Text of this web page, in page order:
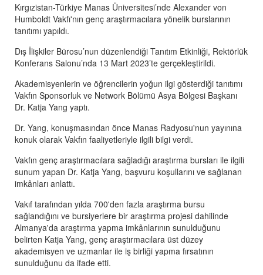
Kırgızistan-Türkiye Manas Üniversitesi’nde Alexander von
Humboldt Vakfı'nın genç araştırmacılara yönelik burslarının
tanıtımı yapıldı.
Dış İlişkiler Bürosu’nun düzenlendiği Tanıtım Etkinliği, Rektörlük
Konferans Salonu’nda 13 Mart 2023’te gerçekleştirildi.
Akademisyenlerin ve öğrencilerin yoğun ilgi gösterdiği tanıtımı
Vakfın Sponsorluk ve Network Bölümü Asya Bölgesi Başkanı
Dr. Katja Yang yaptı.
Dr. Yang, konuşmasından önce Manas Radyosu'nun yayınına
konuk olarak Vakfın faaliyetleriyle ilgili bilgi verdi.
Vakfın genç araştırmacılara sağladığı araştırma bursları ile ilgili
sunum yapan Dr. Katja Yang, başvuru koşullarını ve sağlanan
imkânları anlattı.
Vakıf tarafından yılda 700'den fazla araştırma bursu
sağlandığını ve bursiyerlere bir araştırma projesi dahilinde
Almanya'da araştırma yapma imkânlarının sunulduğunu
belirten Katja Yang, genç araştırmacılara üst düzey
akademisyen ve uzmanlar ile iş birliği yapma fırsatının
sunulduğunu da ifade etti.